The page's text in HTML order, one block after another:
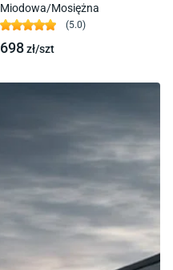
Miodowa/Mosiężna
(5.0)
698zł/szt